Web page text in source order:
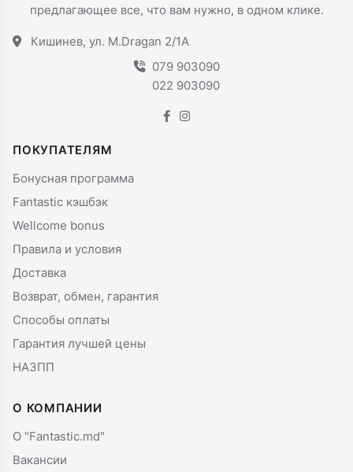
предлагающее все, что вам нужно, в одном клике.
Кишинев, ул. M.Dragan 2/1A
079 903090
022 903090
ПОКУПАТЕЛЯМ
Бонусная программа
Fantastic кэшбэк
Wellcome bonus
Правила и условия
Доставка
Возврат, обмен, гарантия
Способы оплаты
Гарантия лучшей цены
НАЗПП
О КОМПАНИИ
О "Fantastic.md"
Вакансии